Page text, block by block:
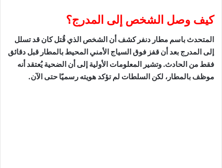
كيف وصل الشخص إلى المدرج؟
المتحدث باسم مطار دنفر كشف أن الشخص الذي قُتل كان قد تسلل
إلى المدرج بعد أن قفز فوق السياج الأمني المحيط بالمطار قبل دقائق
فقط من الحادث. وتشير المعلومات الأولية إلى أن الضحية يُعتقد أنه
موظف بالمطار، لكن السلطات لم تؤكد هويته رسميًا حتى الآن.